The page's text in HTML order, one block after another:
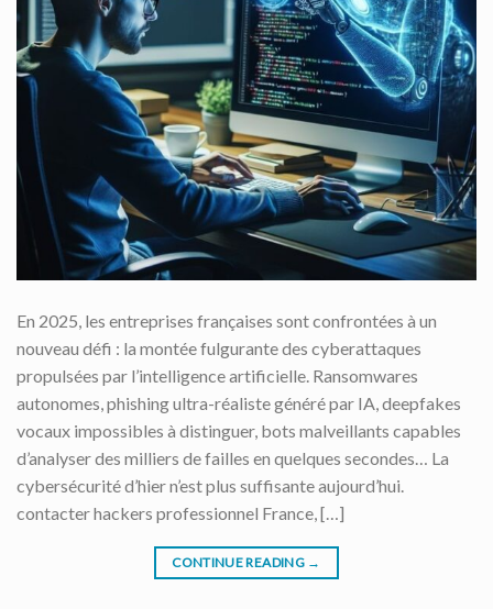
En 2025, les entreprises françaises sont confrontées à un
nouveau défi : la montée fulgurante des cyberattaques
propulsées par l’intelligence artificielle. Ransomwares
autonomes, phishing ultra-réaliste généré par IA, deepfakes
vocaux impossibles à distinguer, bots malveillants capables
d’analyser des milliers de failles en quelques secondes… La
cybersécurité d’hier n’est plus suffisante aujourd’hui.
contacter hackers professionnel France, […]
CONTINUE READING →